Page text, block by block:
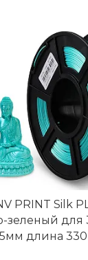
PRINT Silk
зеленый для
длина 330